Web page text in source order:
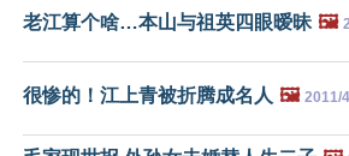
老江算个啥…本山与祖英四眼暧昧 🖼️
很惨的！江上青被折腾成名人 🖼️ 2011/